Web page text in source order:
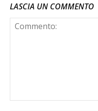
LASCIA UN COMMENTO